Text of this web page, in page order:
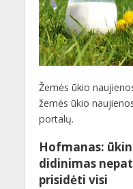
Žemės ūkio
žemės ūkio
portalų.
Hofmanas:
didinimas
prisidėti visi